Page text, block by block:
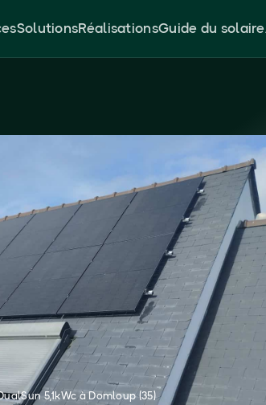
SolutionsRéalisationsGuide du solaire
à
11 ans
Retour sur investissement
5,1kWc à Domloup (35)